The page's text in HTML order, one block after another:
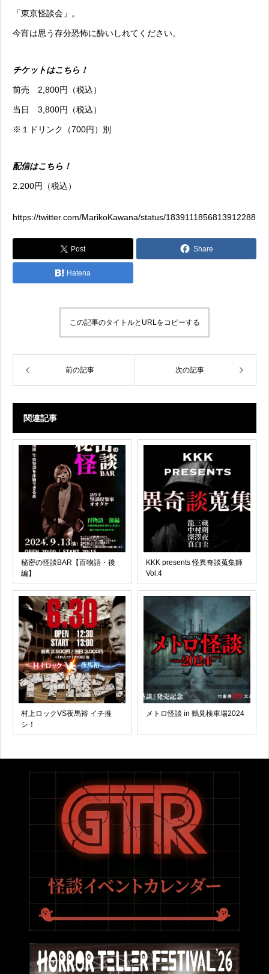
「東京怪談会」。
今宵は思う存分恐怖に酔いしれてください。
チケットはこちら！
前売 2,800円（税込）
当日 3,800円（税込）
※１ドリンク（700円）別
配信はこちら！
2,200円（税込）
https://twitter.com/MarikoKawana/status/1839111856813912288
Post Share
Hatena
この記事のタイトルとURLをコピーする
前の記事 次の記事
関連記事
秘密の怪談BAR【百物語・後
編】
KKK presents 怪異奇談蒐集師
Vol.4
村上ロックVS夜馬裕 イチ推
シ！
メトロ怪談 in 鶴見検車場2024